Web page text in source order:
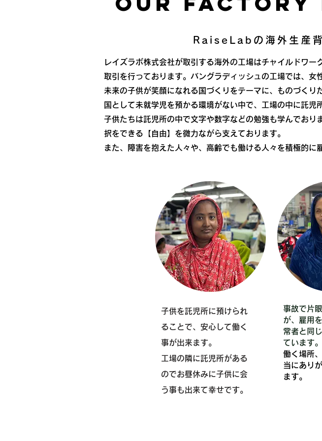
​RaiseLabの海外生産背
レイズラボ株式会社が取引する海外の工場はチャイルドワ
取引を行っております。バングラディッシュの工場では、女
未来の子供が笑顔になれる国づくりをテーマに、ものづくり
国として未就学児を預かる環境がない中で、工場の中に託児
子供たちは託児所の中で文字や数字などの勉強も学んでお
択をできる【自由】を微力ながら支えております。
また、障害を抱えた人々や、高齢でも働ける人々を積極的に
子供を託児所に預けられ
ることで、安心して働く
事が出来ます。
​工場の隣に託児所がある
のでお昼休みに子供に会
う事も出来て幸せです。
事故で片
が、雇用
常者と同
ています。
働く場所
当にあり
ます。